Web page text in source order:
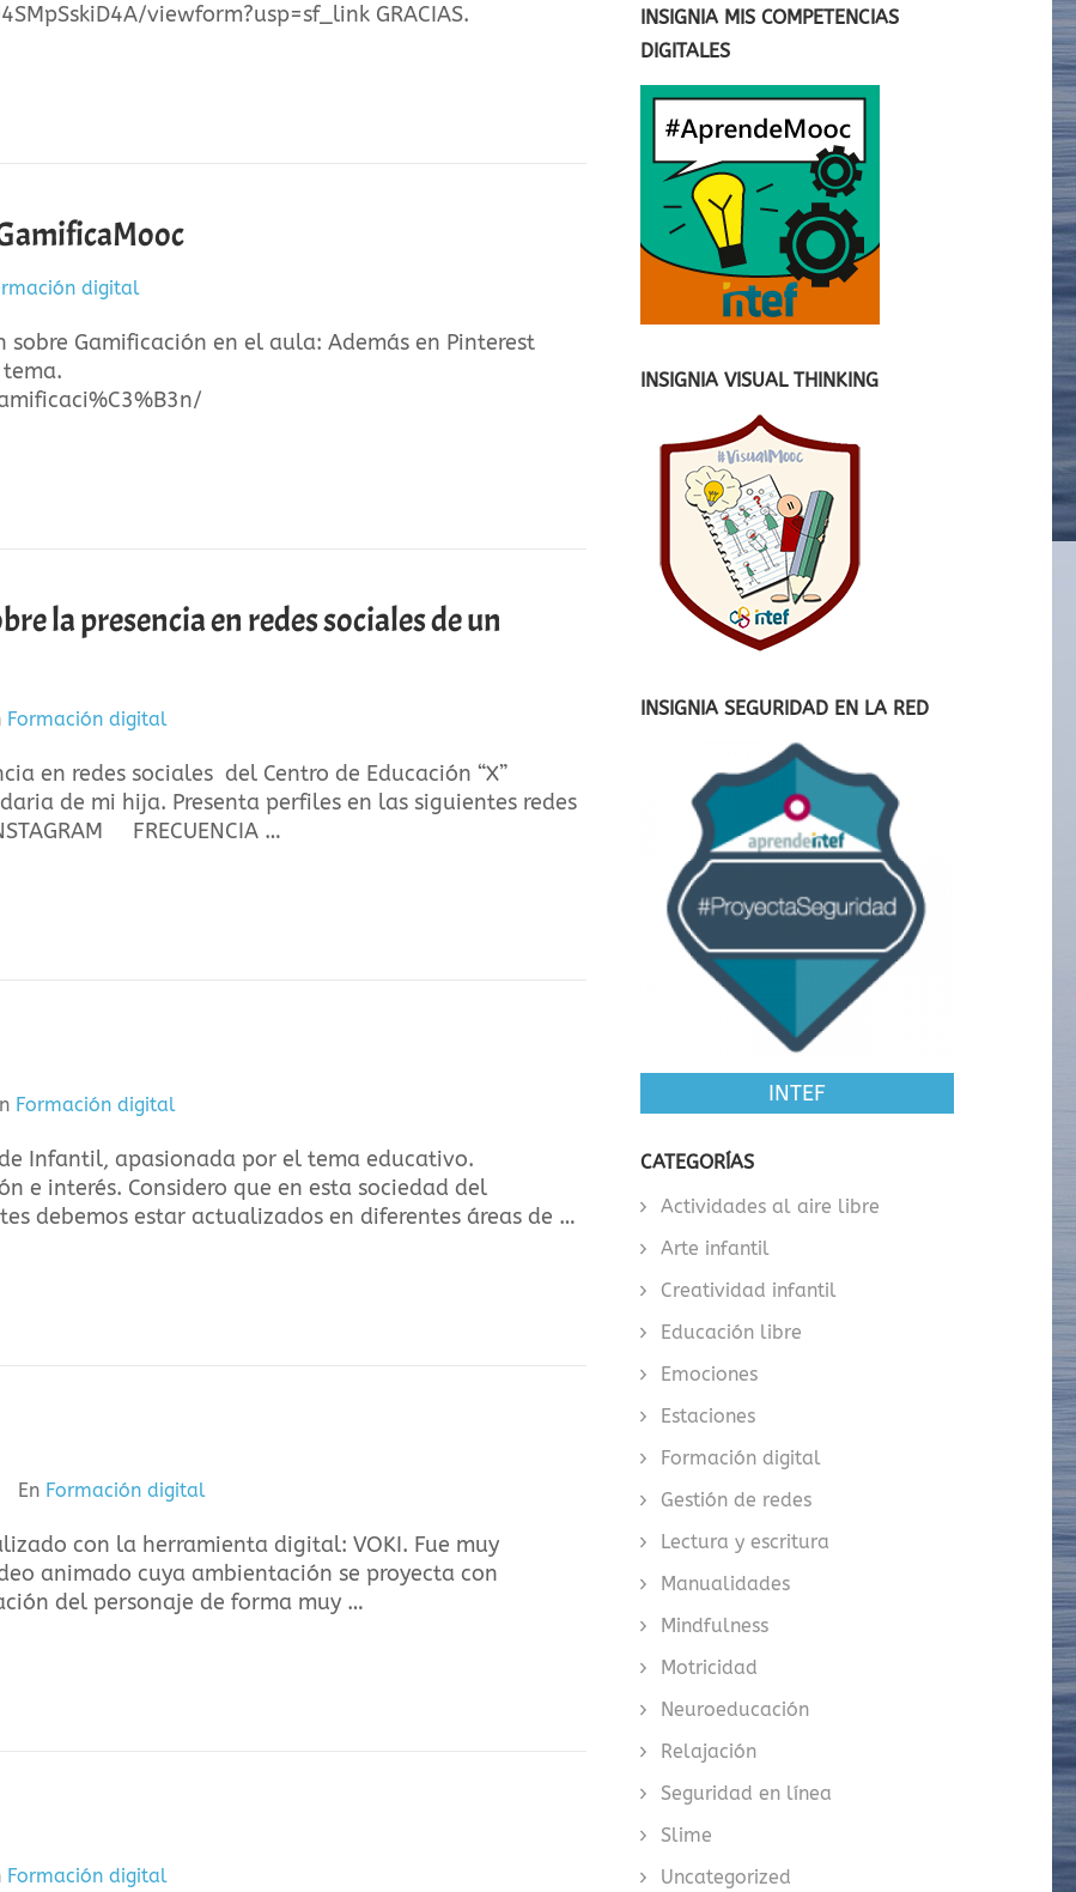
viewform?usp=sf_link GRACIAS.
digital
Gamificación en el aula: Además en Pinterest
la presencia en redes sociales de un
Formación digital
en redes sociales del Centro de Educación “X”
de mi hija. Presenta perfiles en las siguientes redes
FRECUENCIA …
Formación digital
Infantil, apasionada por el tema educativo.
e interés. Considero que en esta sociedad del
debemos estar actualizados en diferentes áreas de …
En Formación digital
con la herramienta digital: VOKI. Fue muy
animado cuya ambientación se proyecta con
del personaje de forma muy …
Formación digital
INSIGNIA MIS COMPETENCIAS
DIGITALES
INSIGNIA VISUAL THINKING
INSIGNIA SEGURIDAD EN LA RED
INTEF
CATEGORÍAS
Actividades al aire libre
Arte infantil
Creatividad infantil
Educación libre
Emociones
Estaciones
Formación digital
Gestión de redes
Lectura y escritura
Manualidades
Mindfulness
Motricidad
Neuroeducación
Relajación
Seguridad en línea
Slime
Uncategorized